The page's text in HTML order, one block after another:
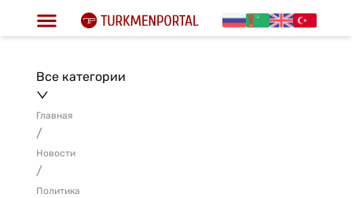
Все категории
Главная
/
Новости
/
Политика